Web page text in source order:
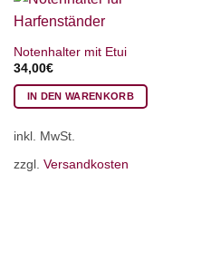
Notenhalter mit Etui
34,00€
IN DEN WARENKORB
inkl. MwSt.
zzgl. Versandkosten